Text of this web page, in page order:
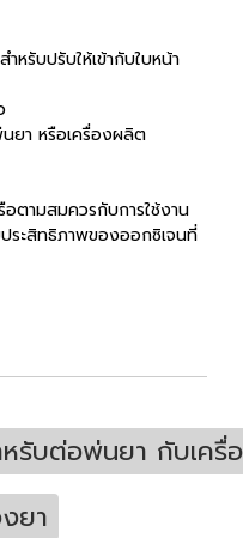
หรับปรับให้เข้ากับใบหน้า
ยา หรือเครื่องผลิต
ตามสมควรกับการใช้งาน
ระสิทธิภาพของออกซิเจนที่
บต่อพ่นยา กับเครื่
ยา